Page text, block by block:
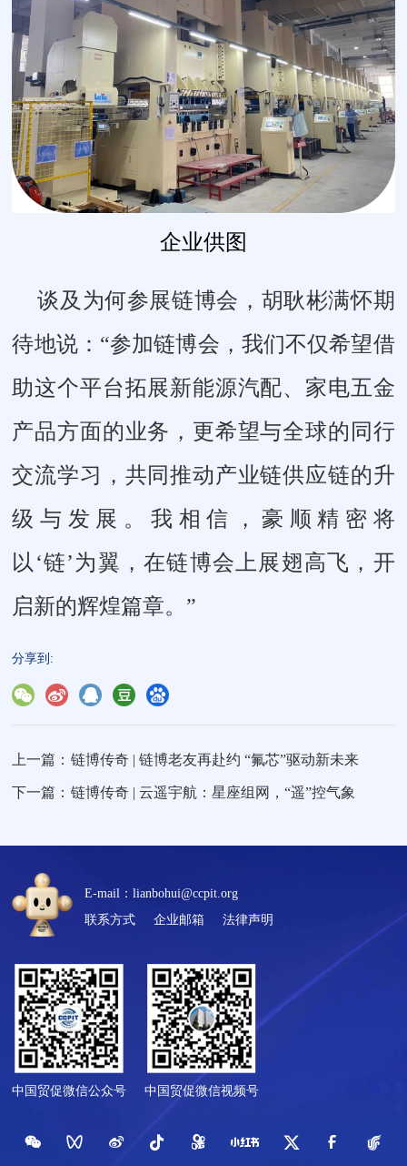
企业供图
谈及为何参展链博会，胡耿彬满怀期
待地说：“参加链博会，我们不仅希望借
助这个平台拓展新能源汽配、家电五金
产品方面的业务，更希望与全球的同行
交流学习，共同推动产业链供应链的升
级与发展。我相信，豪顺精密将
以‘链’为翼，在链博会上展翅高飞，开
启新的辉煌篇章。”
分享到:
上一篇： 链博传奇 | 链博老友再赴约 “氟芯”驱动新未来
下一篇： 链博传奇 | 云遥宇航：星座组网，“遥”控气象
E-mail：lianbohui@ccpit.org
联系方式
企业邮箱 法律声明
中国贸促微信公众号 中国贸促微信视频号